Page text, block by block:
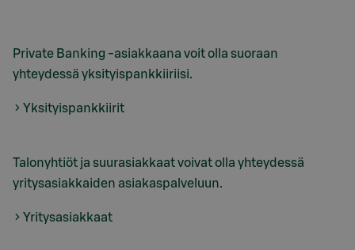
Private Banking -asiakkaana voit olla suoraan
yhteydessä yksityispankkiiriisi.
Yksityispankkiirit
Talonyhtiöt ja suurasiakkaat voivat olla yhteydessä
yritysasiakkaiden asiakaspalveluun.
Yritysasiakkaat